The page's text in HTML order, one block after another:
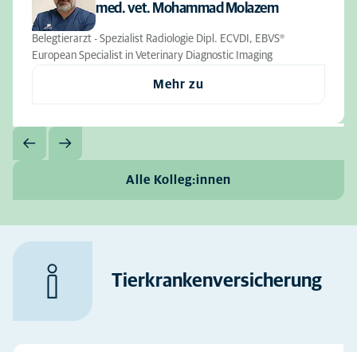
med. vet. Mohammad Molazem
Belegtierarzt - Spezialist Radiologie Dipl. ECVDI, EBVS®
European Specialist in Veterinary Diagnostic Imaging
Mehr zu
Alle Kolleg:innen
Tierkrankenversicherung